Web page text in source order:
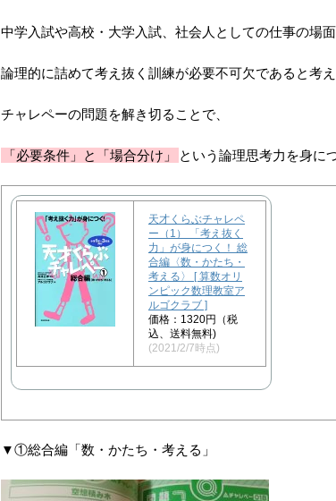
中学入試や高校・大学入試、社会人としての仕事の場
論理的に詰めて考え抜く訓練が必要不可欠であると考え
チャレペーの問題を解き切ることで、
「必要条件」と「場合分け」 という論理思考力を身に
天才くらぶチャレペ
ー（1） 「考え抜く
力」が身につく！ 総
合編〈数・かたち・
考える〉 [ 算数オリ
ンピック数理教室ア
ルゴクラブ ]
価格：1320円（税
込、送料無料)
(2021/2/7時点)
▼①総合編「数・かたち・考える」